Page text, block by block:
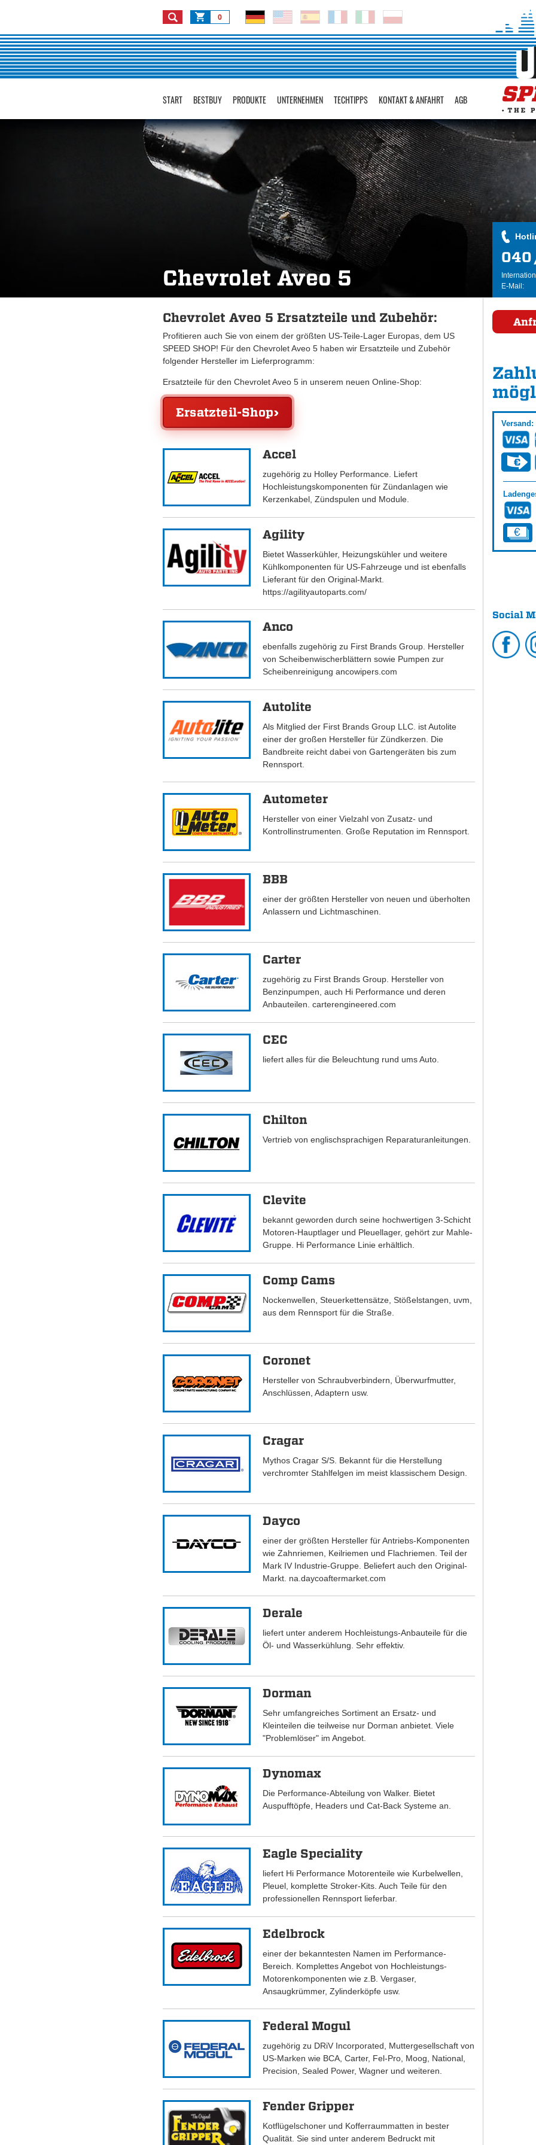
0
START BESTBUY PRODUKTE UNTERNEHMEN TECHTIPPS KONTAKT & ANFAHRT AGB
Chevrolet Aveo 5
040
E-Mail:
Chevrolet Aveo 5 Ersatzteile und Zubehör:
Profitieren auch Sie von einem der größten US-Teile-Lager Europas, dem US
SPEED SHOP! Für den Chevrolet Aveo 5 haben wir Ersatzteile und Zubehör
folgender Hersteller im Lieferprogramm:
Ersatzteile für den Chevrolet Aveo 5 in unserem neuen Online-Shop:
Ersatzteil-Shop
Accel
zugehörig zu Holley Performance. Liefert
Hochleistungskomponenten für Zündanlagen wie
Kerzenkabel, Zündspulen und Module.
Agility
Bietet Wasserkühler, Heizungskühler und weitere
Kühlkomponenten für US-Fahrzeuge und ist ebenfalls
Lieferant für den Original-Markt.
https://agilityautoparts.com/
Anco
ebenfalls zugehörig zu First Brands Group. Hersteller
von Scheibenwischerblättern sowie Pumpen zur
Scheibenreinigung ancowipers.com
Autolite
Als Mitglied der First Brands Group LLC. ist Autolite
einer der großen Hersteller für Zündkerzen. Die
Bandbreite reicht dabei von Gartengeräten bis zum
Rennsport.
Autometer
Hersteller von einer Vielzahl von Zusatz- und
Kontrollinstrumenten. Große Reputation im Rennsport.
BBB
einer der größten Hersteller von neuen und überholten
Anlassern und Lichtmaschinen.
Carter
zugehörig zu First Brands Group. Hersteller von
Benzinpumpen, auch Hi Performance und deren
Anbauteilen. carterengineered.com
CEC
liefert alles für die Beleuchtung rund ums Auto.
Chilton
Vertrieb von englischsprachigen Reparaturanleitungen.
Clevite
bekannt geworden durch seine hochwertigen 3-Schicht
Motoren-Hauptlager und Pleuellager, gehört zur Mahle-
Gruppe. Hi Performance Linie erhältlich.
Comp Cams
Nockenwellen, Steuerkettensätze, Stößelstangen, uvm,
aus dem Rennsport für die Straße.
Coronet
Hersteller von Schraubverbindern, Überwurfmutter,
Anschlüssen, Adaptern usw.
Cragar
Mythos Cragar S/S. Bekannt für die Herstellung
verchromter Stahlfelgen im meist klassischem Design.
Dayco
einer der größten Hersteller für Antriebs-Komponenten
wie Zahnriemen, Keilriemen und Flachriemen. Teil der
Mark IV Industrie-Gruppe. Beliefert auch den Original-
Markt. na.daycoaftermarket.com
Derale
liefert unter anderem Hochleistungs-Anbauteile für die
Öl- und Wasserkühlung. Sehr effektiv.
Dorman
Sehr umfangreiches Sortiment an Ersatz- und
Kleinteilen die teilweise nur Dorman anbietet. Viele
"Problemlöser" im Angebot.
Dynomax
Die Performance-Abteilung von Walker. Bietet
Auspufftöpfe, Headers und Cat-Back Systeme an.
Eagle Speciality
liefert Hi Performance Motorenteile wie Kurbelwellen,
Pleuel, komplette Stroker-Kits. Auch Teile für den
professionellen Rennsport lieferbar.
Edelbrock
einer der bekanntesten Namen im Performance-
Bereich. Komplettes Angebot von Hochleistungs-
Motorenkomponenten wie z.B. Vergaser,
Ansaugkrümmer, Zylinderköpfe usw.
Federal Mogul
zugehörig zu DRiV Incorporated, Muttergesellschaft von
US-Marken wie BCA, Carter, Fel-Pro, Moog, National,
Precision, Sealed Power, Wagner und weiteren.
Fender Gripper
Kotflügelschoner und Kofferraummatten in bester
Qualität. Sie sind unter anderem Bedruckt mit
Versand:
Social